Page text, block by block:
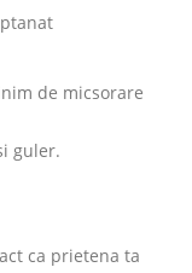
de micsorare
guler.
ca prietena ta